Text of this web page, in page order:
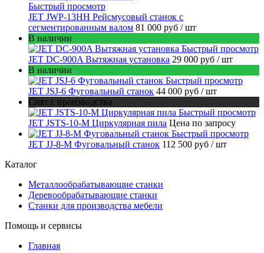
Быстрый просмотр
JET JWP-13HH Рейсмусовый станок с
сегментированным валом 81 000 руб / шт
В наличии
Быстрый просмотр
JET DC-900A Вытяжная установка 29 000 руб / шт
В наличии
Быстрый просмотр
JET JSJ-6 Фуговальный станок 44 000 руб / шт
Снят с производства
Быстрый просмотр
JET JSTS-10-M Циркулярная пила Цена по запросу
Быстрый просмотр
JET JJ-8-M Фуговальный станок 112 500 руб / шт
Каталог
Металлообрабатывающие станки
Деревообрабатывающие станки
Станки для производства мебели
Помощь и сервисы
Главная